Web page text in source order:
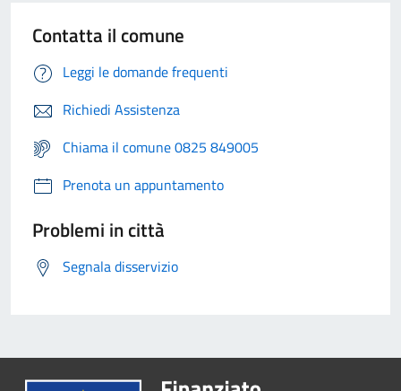
Contatta il comune
Leggi le domande frequenti
Richiedi Assistenza
Chiama il comune 0825 849005
Prenota un appuntamento
Problemi in città
Segnala disservizio